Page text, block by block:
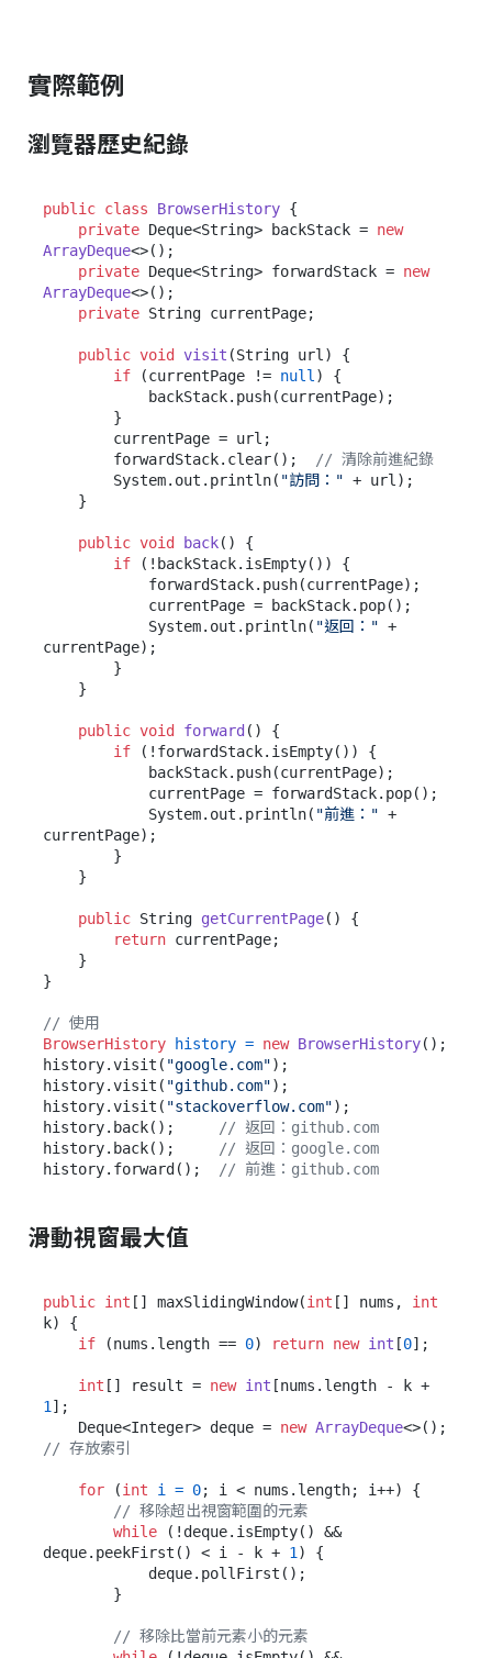
實際範例
瀏覽器歷史紀錄
public class BrowserHistory {
private Deque<String> backStack = new
ArrayDeque<>();
private Deque<String> forwardStack = new
ArrayDeque<>();
private String currentPage;
public void visit (String url)
{
if (currentPage != null ) {
        forwardStack.clear();
// 清除前進紀錄
        System.out.println(
"訪問：" + url);
public void back()
{
if (!backStack.isEmpty()) {
            System.out.println(
"返回：" +
currentPage);
public void forward ()
{
if (!forwardStack.isEmpty()) {
            System.out.println(
"前進：" +
currentPage);
public String getCurrentPage()
{
return currentPage;
}
// 使用
BrowserHistory
history = new BrowserHistory();
history.visit( "google.com");
history.visit( "github.com");
history.visit( "stackoverflow.com");
history.back();
// 返回：github.com
history.back();
// 返回：google.com
history.forward();
// 前進：github.com
滑動視窗最大值
public int [] maxSlidingWindow(int [] nums, int
k) {
if (nums.length == 0) return new int [0];
int [] result = new int
1 ];
    Deque<Integer> deque =
new ArrayDeque
// 存放索引
for (int i = 0; i < nums.length; i++) {
// 移除超出視窗範圍的元素
while (!deque.isEmpty() &&
deque.peekFirst() < i - k + 1 ) {
// 移除比當前元素小的元素